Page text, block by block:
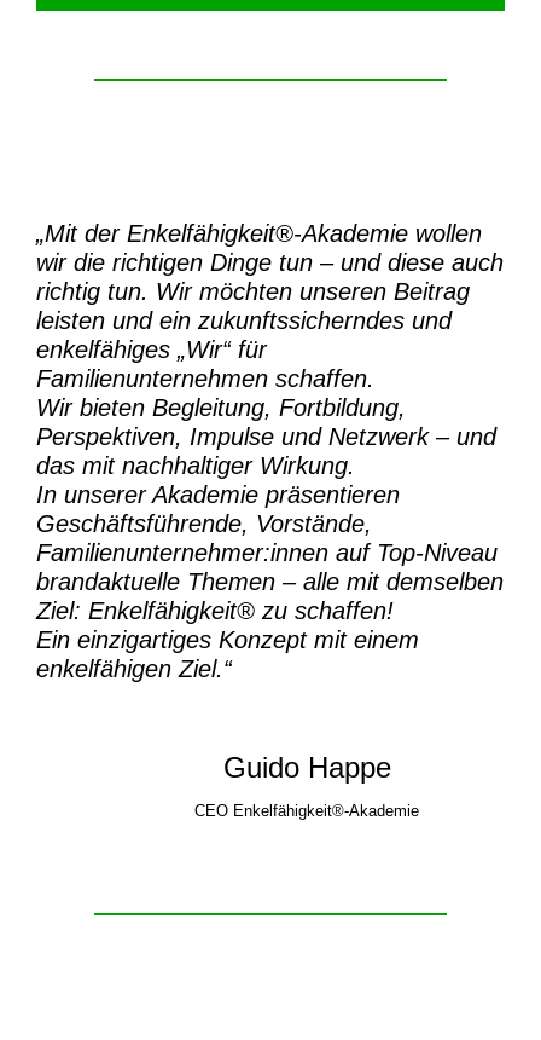
„Mit der Enkelfähigkeit®-Akademiewollen
wir die richtigen Dinge tun – und diese auch
richtig tun. Wir möchten unseren Beitrag
leisten und ein zukunftssicherndes und
enkelfähiges „Wir“ für
Familienunternehmen schaffen.
Wir bieten Begleitung, Fortbildung,
Perspektiven, Impulse und Netzwerk – und
das mit nachhaltiger Wirkung.
In unserer Akademie präsentieren
Geschäftsführende, Vorstände,
Familienunternehmer:innen auf Top-Niveau
brandaktuelle Themen – alle mit demselben
Ziel: Enkelfähigkeit® zu schaffen!
Ein einzigartiges Konzept mit einem
enkelfähigen Ziel.“
Guido Happe
CEO Enkelfähigkeit®-Akademie